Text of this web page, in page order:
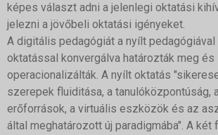
képes választ adni a jelenlegi oktatási
jelezni a jövőbeli oktatási igényeket.
A digitális pedagógiát a nyílt
oktatással konvergálva határozták meg és
operacionalizálták. A nyílt oktatás
szerepek fluiditása, a tanulóközpontúság,
erőforrások, a virtuális eszközök és az
által meghatározott új paradigmába". A két